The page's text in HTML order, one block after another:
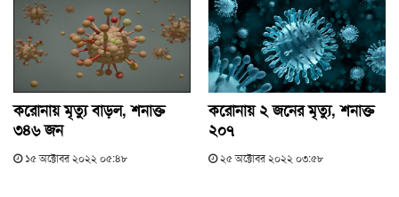
করোনায় মৃত্যু বাড়ল, শনাক্ত
৩৪৬ জন
১৫ অক্টোবর ২০২২ ০৫:৪৮
করোনায় ২ জনের মৃত্যু, শনাক্ত
২০৭
২৫ অক্টোবর ২০২২ ০৩:৫৮